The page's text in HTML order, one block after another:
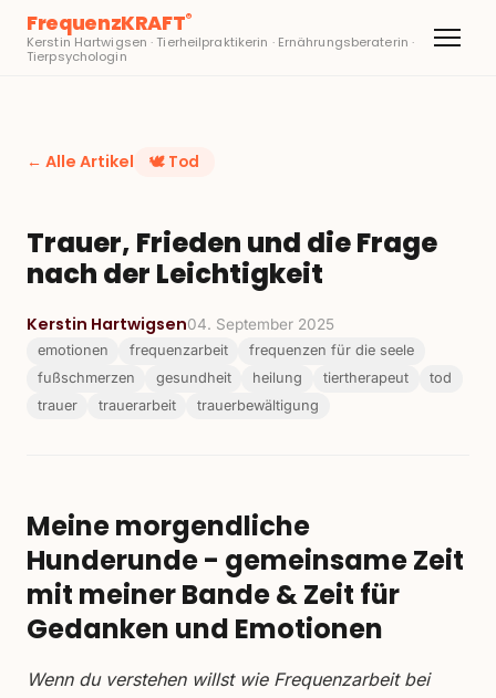
FrequenzKRAFT®
Kerstin Hartwigsen · Tierheilpraktikerin · Ernährungsberaterin ·
Tierpsychologin
← Alle Artikel 🕊️ Tod
Trauer, Frieden und die Frage
nach der Leichtigkeit
Kerstin Hartwigsen04. September 2025
emotionen frequenzarbeit
frequenzen für die seele
fußschmerzen
gesundheit heilung tiertherapeut
tod
trauer
trauerarbeit trauerbewältigung
Meine morgendliche
Hunderunde - gemeinsame Zeit
mit meiner Bande & Zeit für
Gedanken und Emotionen
Wenn du verstehen willst wie Frequenzarbeit bei